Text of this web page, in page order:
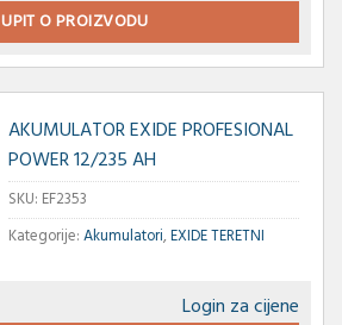
UPIT O PROIZVODU
AKUMULATOR EXIDE PROFESIONAL
POWER 12/235 AH
SKU: EF2353
Kategorije:Akumulatori,EXIDE TERETNI
Login za cijene